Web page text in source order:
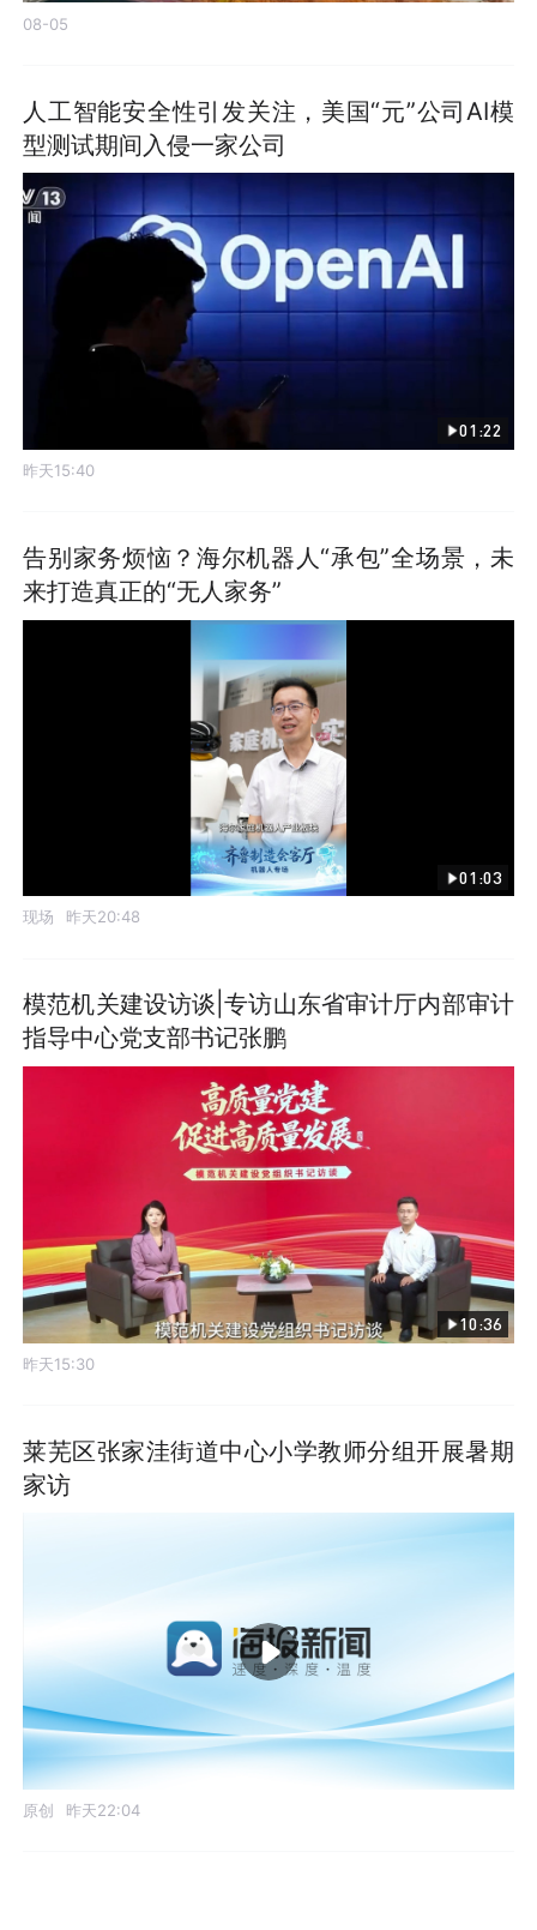
08-05
人工智能安全性引发关注，美国“元”公司AI模
型测试期间入侵一家公司
01:22
昨天15:40
告别家务烦恼？海尔机器人“承包”全场景，未
来打造真正的“无人家务”
01:03
现场 昨天20:48
模范机关建设访谈|专访山东省审计厅内部审计
指导中心党支部书记张鹏
10:36
昨天15:30
莱芜区张家洼街道中心小学教师分组开展暑期
家访
原创 昨天22:04